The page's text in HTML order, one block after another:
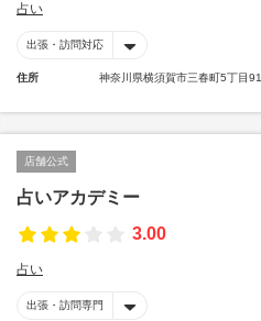
占い
出張・訪問対応
住所 神奈川県横須賀市三春町5丁目91
店舗公式
占いアカデミー
3.00
占い
出張・訪問専門